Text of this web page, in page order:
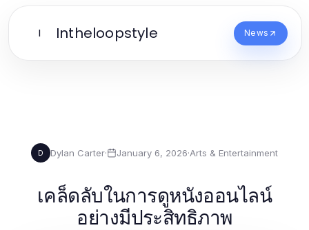
I Intheloopstyle News
D Dylan Carter· January 6, 2026·Arts & Entertainment
เคล็ดลับในการดูหนังออนไลน์
อย่างมีประสิทธิภาพ